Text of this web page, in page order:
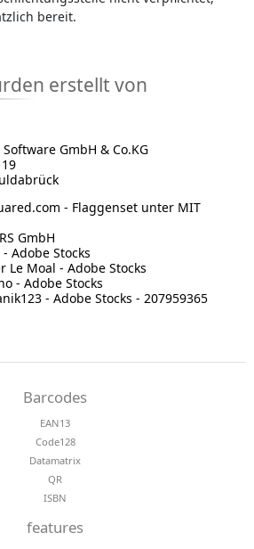
bereit.
erstellt von
GmbH & Co.KG
- Flaggenset unter MIT
GmbH
Adobe Stocks
Le Moal - Adobe Stocks
- Adobe Stocks
- Adobe Stocks - 207959365
Barcodes
EAN13
Code128
Datamatrix
QR
ISBN
features